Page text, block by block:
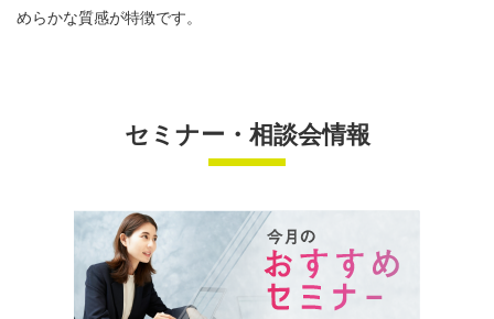
めらかな質感が特徴です。
セミナー・相談会情報